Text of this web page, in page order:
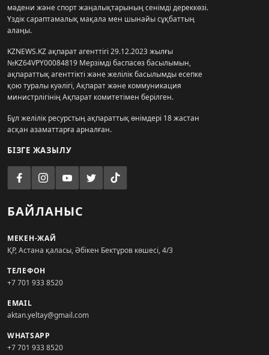
мәдени және спорт жаңалықтарының сенімді дереккөзі.
Үздік сараптамалық мақала мен шынайы сұқбаттың
алаңы.
KZNEWS.KZ ақпарат агенттігі 29.12.2023 жылғы
№KZ64VPY00084819 Мерзімді баспасөз басылымын,
ақпараттық агенттікті және желілік басылымды есепке
қою туралы куәлігі, Ақпарат және коммуникация
министрлігінің Ақпарат комитетімен берілген.
Бұл желілік ресурстың ақпараттық өнімдері 18 жастан
асқан азаматтарға арналған.
БІЗГЕ ЖАЗЫЛУ
БАЙЛАНЫС
МЕКЕН-ЖАЙ
ҚР, Астана қаласы, Әбікен Бектұров көшесі, 4/3
ТЕЛЕФОН
+7 701 933 8520
EMAIL
aktan.yeltay@gmail.com
WHATSAPP
+7 701 933 8520